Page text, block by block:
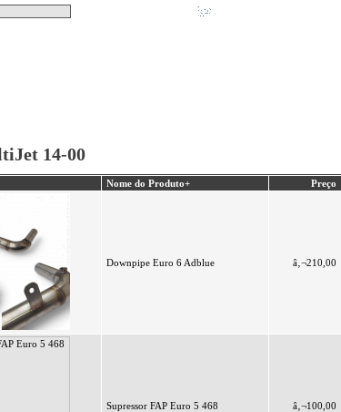
14-00
Nome do Produto+ Preço
Downpipe Euro 6 Adblue â‚¬210,00
Supressor FAP Euro 5 468 â‚¬100,00